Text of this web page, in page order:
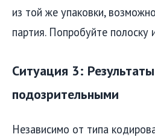
из той же упаковки,
партия. Попробуйте полоску
Ситуация 3:
подозрительными
Независимо от типа